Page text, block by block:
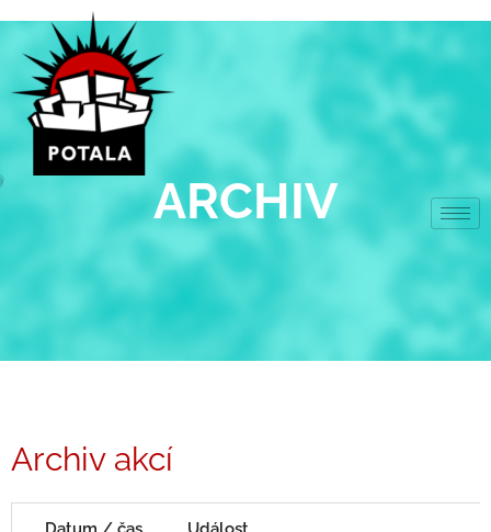
obsah
ARCHIV
Archiv akcí